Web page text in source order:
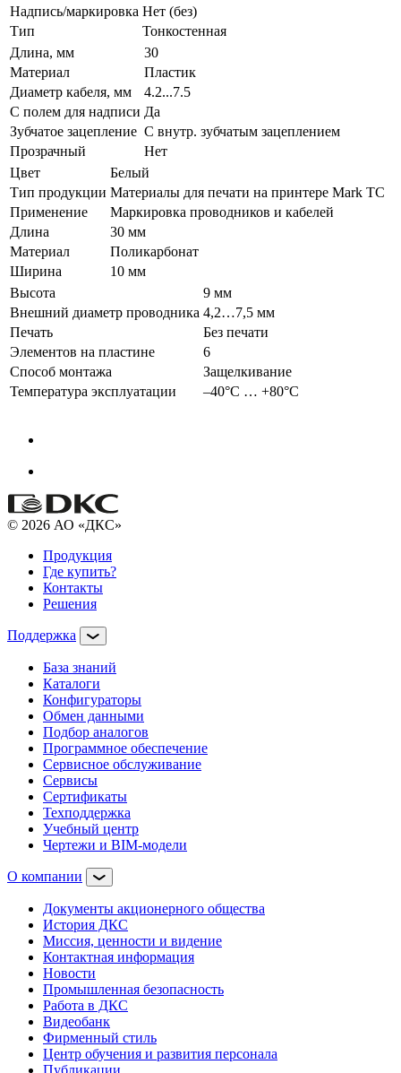
Надпись/маркировка Нет (без)
Тип
Тонкостенная
Длина, мм
30
Материал
Пластик
Диаметр кабеля, мм
4.2...7.5
С полем для надписи Да
Зубчатое зацепление С внутр. зубчатым зацеплением
Прозрачный
Нет
Цвет
Белый
Тип продукции Материалы для печати на принтере Mark TC
Применение
Маркировка проводников и кабелей
Длина
30 мм
Материал
Поликарбонат
Ширина
10 мм
Высота
9 мм
Внешний диаметр проводника 4,2…7,5 мм
Печать
Без печати
Элементов на пластине
6
Способ монтажа
Защелкивание
Температура эксплуатации
–40°С … +80°С
© 2026 АО «ДКС»
Продукция
Где купить?
Контакты
Решения
Поддержка
База знаний
Каталоги
Конфигураторы
Обмен данными
Подбор аналогов
Программное обеспечение
Сервисное обслуживание
Сервисы
Сертификаты
Техподдержка
Учебный центр
Чертежи и BIM-модели
О компании
Документы акционерного общества
История ДКС
Миссия, ценности и видение
Контактная информация
Новости
Промышленная безопасность
Работа в ДКС
Видеобанк
Фирменный стиль
Центр обучения и развития персонала
Публикации